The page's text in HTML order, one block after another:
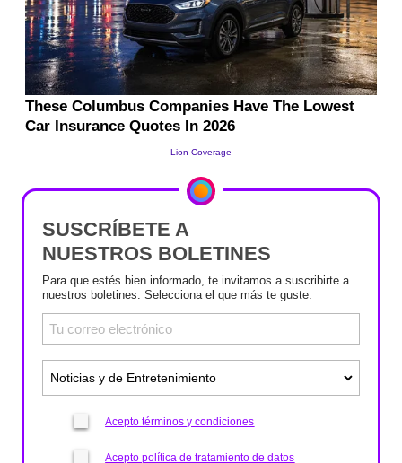
SUSCRÍBETE A
NUESTROS BOLETINES
Para que estés bien informado, te invitamos a suscribirte a
nuestros boletines. Selecciona el que más te guste.
Acepto términos y condiciones
Acepto política de tratamiento de datos